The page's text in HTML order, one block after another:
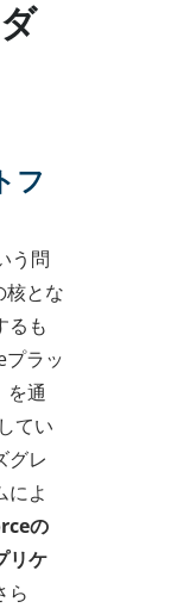
フ
う問
核とな
るも
ラッ
を通
てい
グレ
によ
の
リケ
ら